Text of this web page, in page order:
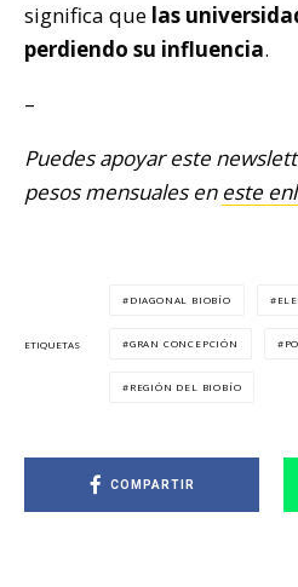
significa que las
perdiendo su influencia.
–
Puedes apoyar este
pesos mensuales en este
ETIQUETAS
DIAGONAL BIOBÍO
GRAN CONCEPCIÓN
REGIÓN DEL BIOBÍO
COMPARTIR